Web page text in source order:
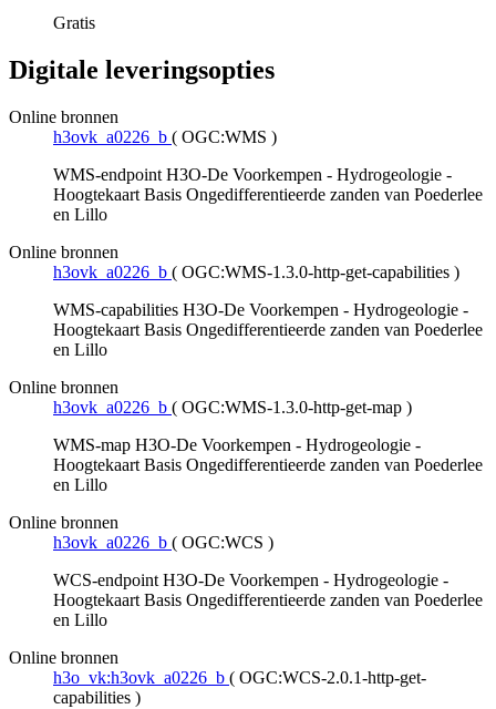
Gratis
Digitale leveringsopties
Online bronnen
h3ovk_a0226_b ( OGC:WMS )
WMS-endpoint H3O-De Voorkempen - Hydrogeologie -
Hoogtekaart Basis Ongedifferentieerde zanden van Poederlee
en Lillo
Online bronnen
h3ovk_a0226_b ( OGC:WMS-1.3.0-http-get-capabilities )
WMS-capabilities H3O-De Voorkempen - Hydrogeologie -
Hoogtekaart Basis Ongedifferentieerde zanden van Poederlee
en Lillo
Online bronnen
h3ovk_a0226_b ( OGC:WMS-1.3.0-http-get-map )
WMS-map H3O-De Voorkempen - Hydrogeologie -
Hoogtekaart Basis Ongedifferentieerde zanden van Poederlee
en Lillo
Online bronnen
h3ovk_a0226_b ( OGC:WCS )
WCS-endpoint H3O-De Voorkempen - Hydrogeologie -
Hoogtekaart Basis Ongedifferentieerde zanden van Poederlee
en Lillo
Online bronnen
h3o_vk:h3ovk_a0226_b ( OGC:WCS-2.0.1-http-get-
capabilities )